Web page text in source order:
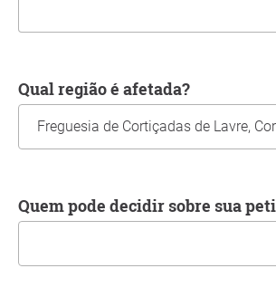
Qual região é afetada?
Quem pode decidir sobre sua